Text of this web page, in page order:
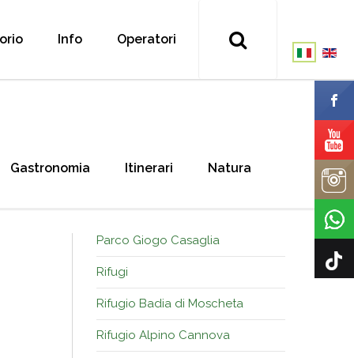
Info Operatori
Gastronomia Itinerari Natura
Parco Giogo Casaglia
Rifugi
Rifugio Badia di Moscheta
Rifugio Alpino Cannova